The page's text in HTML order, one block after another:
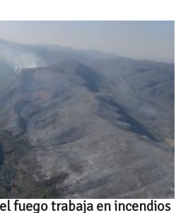
fuego trabaja en incendios